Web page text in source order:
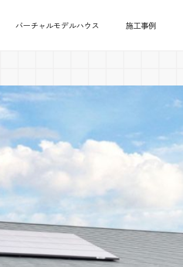
バーチャルモデルハウス 施工事例